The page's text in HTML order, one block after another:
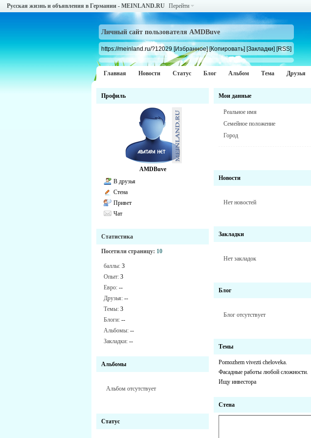
Русская жизнь и объявления в Германии - MEINLAND.RU Перейти
Личный сайт пользователя AMDBuve
https://meinland.ru/?12029 [Избранное] [Копировать] [Закладки] [RSS]
Главная Новости Статус Блог Альбом Тема Друзья
Профиль
AMDBuve
В друзья
Стена
Привет
Чат
Статистика
Посетили страницу: 10
баллы: 3
Опыт: 3
Евро: --
Друзья: --
Темы: 3
Блоги: --
Альбомы: --
Закладки: --
Альбомы
Альбом отсутствует
Статус
Мои данные
Реальное имя
Семейное положение
Город
Новости
Нет новостей
Закладки
Нет закладок
Блог
Блог отсутствует
Темы
Pomozhem vivezti cheloveka.
Фасадные работы любой сложности.
Ищу инвестора
Стена